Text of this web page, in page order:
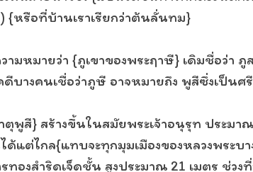
{หรือที่บ้านเราเรียกว่าต้นลั่นทม}
ามหมายว่า {ภูเขาของพระฤาษี} เดิมชื่อว่า
บางคนเชื่อว่าภูษี อาจหมายถึง พูสีซึ่งเป็นศรี
ตุพูสี} สร้างขึ้นในสมัยพระเจ้าอนุรุท ประ
ด้แต่ไกล{แทบจะทุกมุมเมืองของหลวงพระ
ทองสำริดเจ็ดชั้น สูงประมาณ 21 เมตร ช่ว